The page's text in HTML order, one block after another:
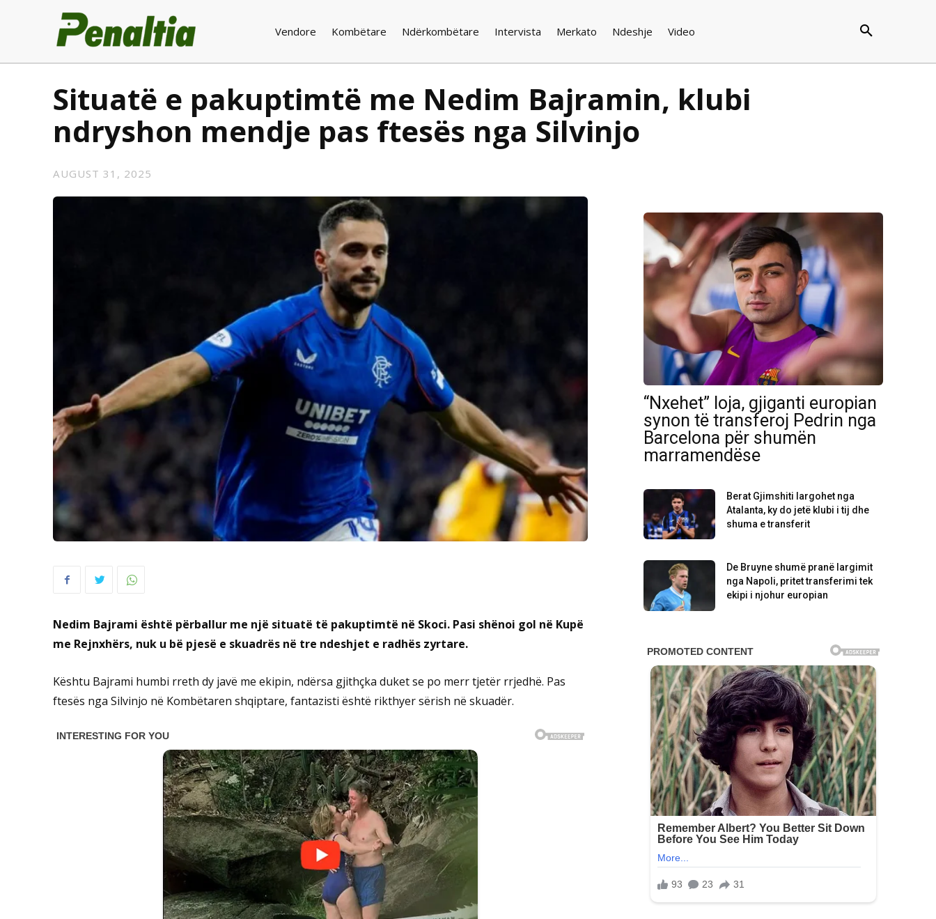
Vendore Kombëtare Ndërkombëtare Intervista Merkato Ndeshje Video
Situatë e pakuptimtë me Nedim Bajramin, klubi
ndryshon mendje pas ftesës nga Silvinjo
AUGUST 31, 2025
Nedim Bajrami është përballur me një situatë të pakuptimtë në Skoci. Pasi shënoi gol në Kupë
me Rejnxhërs, nuk u bë pjesë e skuadrës në tre ndeshjet e radhës zyrtare.
Kështu Bajrami humbi rreth dy javë me ekipin, ndërsa gjithçka duket se po merr tjetër rrjedhë. Pas
ftesës nga Silvinjo në Kombëtaren shqiptare, fantazisti është rikthyer sërish në skuadër.
“Nxehet” loja, gjiganti europian
synon të transferoj Pedrin nga
Barcelona për shumën
marramendëse
Berat Gjimshiti largohet nga
Atalanta, ky do jetë klubi i tij dhe
shuma e transferit
De Bruyne shumë pranë largimit
nga Napoli, pritet transferimi tek
ekipi i njohur europian